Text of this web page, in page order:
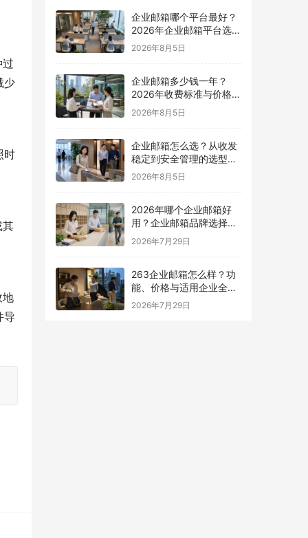
少
时
其
地
导
企业邮箱哪个平台最好？
2026年企业邮箱平台选择
指南
2026年8月5日
企业邮箱多少钱一年？
2026年收费标准与价格计
算指南
2026年8月5日
企业邮箱怎么选？从收发
稳定到安全管理的选型指
南
2026年8月5日
2026年哪个企业邮箱好
用？企业邮箱品牌选择指
南
2026年7月29日
263企业邮箱怎么样？功
能、价格与适用企业全面
解析
2026年7月29日